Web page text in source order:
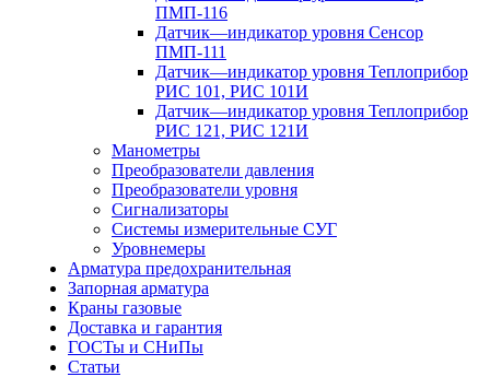
ПМП-116
Датчик—индикатор уровня Сенсор
ПМП-111
Датчик—индикатор уровня Теплоприбор
РИС 101, РИС 101И
Датчик—индикатор уровня Теплоприбор
РИС 121, РИС 121И
Манометры
Преобразователи давления
Преобразователи уровня
Сигнализаторы
Системы измерительные СУГ
Уровнемеры
Арматура предохранительная
Запорная арматура
Краны газовые
Доставка и гарантия
ГОСТы и СНиПы
Статьи